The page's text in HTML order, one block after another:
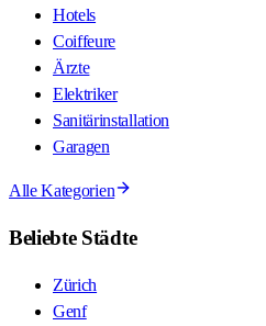
Hotels
Coiffeure
Ärzte
Elektriker
Sanitärinstallation
Garagen
Alle Kategorien
Beliebte Städte
Zürich
Genf